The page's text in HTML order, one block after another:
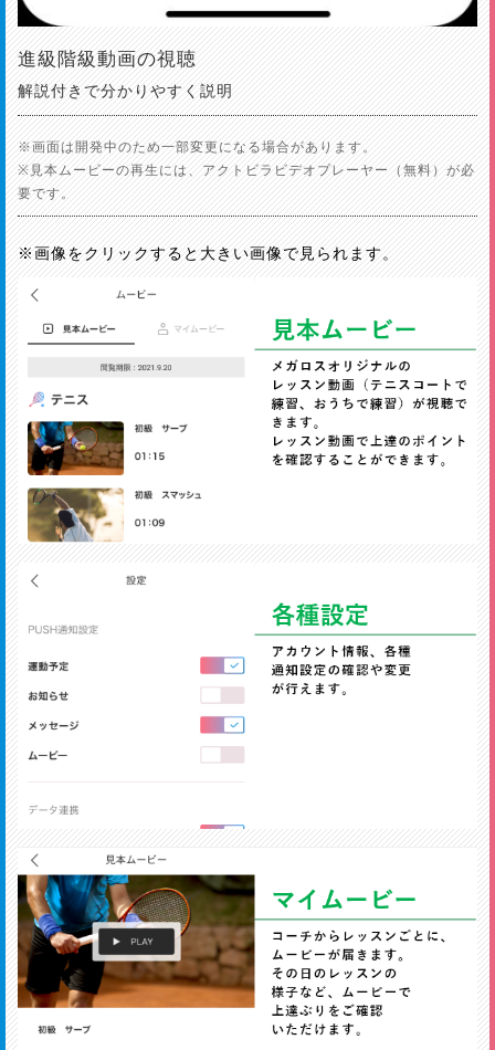
進級階級動画の視聴
解説付きで分かりやすく説明
※画面は開発中のため一部変更になる場合があります。
※見本ムービーの再生には、アクトビラビデオプレーヤー（無料）が必
要です。
※画像をクリックすると大きい画像で見られます。